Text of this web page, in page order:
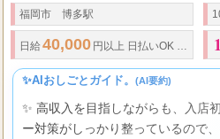
福岡市 博多駅
日給 40,000 円以上 日払いOK ※出勤状況により金額は変わる場合もございます
✨AIおしごとガイド。 (AI要約)
✨ 高収入を目指しながらも、入店
ー対策がしっかり整っているので